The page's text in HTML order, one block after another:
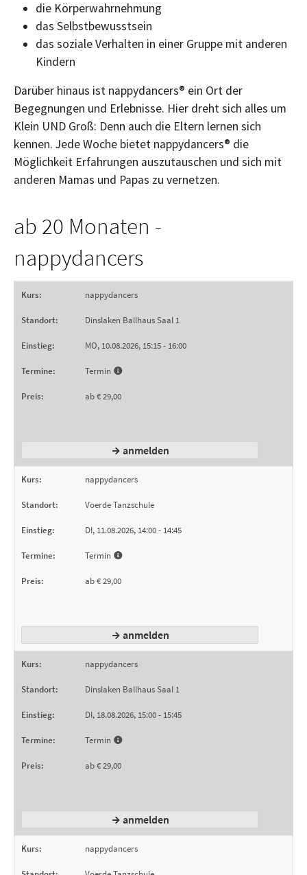
die Körperwahrnehmung
das Selbstbewusstsein
das soziale Verhalten in einer Gruppe mit anderen
Kindern
Darüber hinaus ist nappydancers® ein Ort der
Begegnungen und Erlebnisse. Hier dreht sich alles um
Klein UND Groß: Denn auch die Eltern lernen sich
kennen. Jede Woche bietet nappydancers® die
Möglichkeit Erfahrungen auszutauschen und sich mit
anderen Mamas und Papas zu vernetzen.